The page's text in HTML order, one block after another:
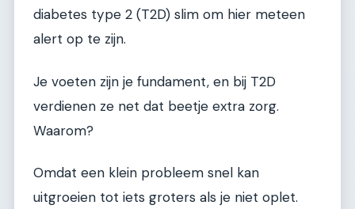
diabetes type 2 (T2D) slim om hier meteen
alert op te zijn.
Je voeten zijn je fundament, en bij T2D
verdienen ze net dat beetje extra zorg.
Waarom?
Omdat een klein probleem snel kan
uitgroeien tot iets groters als je niet oplet.